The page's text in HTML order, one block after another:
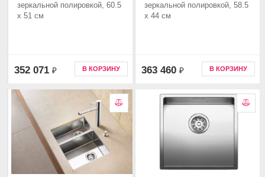
зеркальной полировкой, 60.5
x 51 см
352 071 ₽ В КОРЗИНУ
зеркальной полировкой, 58.5
x 44 см
363 460 ₽ В КОРЗИНУ